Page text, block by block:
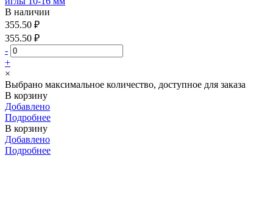
В наличии
355.50 ₽
355.50 ₽
-
+
×
Выбрано максимальное количество, доступное для заказа
В корзину
Добавлено
Подробнее
В корзину
Добавлено
Подробнее